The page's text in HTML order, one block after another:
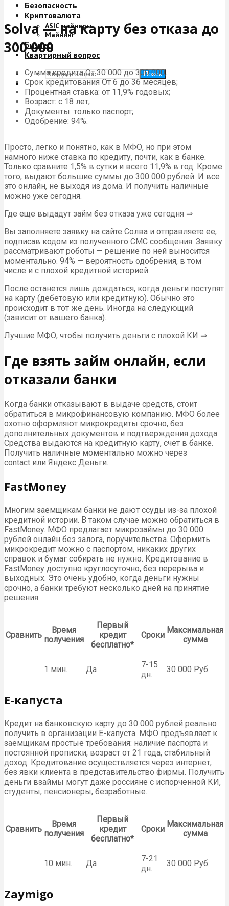
Безопасность
Криптовалюта
ASIC майнеры
Майнинг
Бизнес
Квартирный вопрос
Поиск
Solva — на карту без отказа до
300 000
Сумма кредита От 30 000 до 300 000;
Срок кредитования От 6 до 36 месяцев;
Процентная ставка: от 11,9% годовых;
Возраст: с 18 лет;
Документы: только паспорт;
Одобрение: 94%.
Просто, легко и понятно, как в МФО, но при этом
намного ниже ставка по кредиту, почти, как в банке.
Только сравните 1,5% в сутки и всего 11,9% в год. Кроме
того, выдают большие суммы до 300 000 рублей. И все
это онлайн, не выходя из дома. И получить наличные
можно уже сегодня.
Где еще выдадут займ без отказа уже сегодня ⇒
Вы заполняете заявку на сайте Солва и отправляете ее,
подписав кодом из полученного СМС сообщения. Заявку
рассматривают роботы — решение по ней выносится
моментально. 94% — вероятность одобрения, в том
числе и с плохой кредитной историей.
После останется лишь дождаться, когда деньги поступят
на карту (дебетовую или кредитную). Обычно это
происходит в тот же день. Иногда на следующий
(зависит от вашего банка).
Лучшие МФО, чтобы получить деньги с плохой КИ ⇒
Где взять займ онлайн, если
отказали банки
Когда банки отказывают в выдаче средств, стоит
обратиться в микрофинансовую компанию. МФО более
охотно оформляют микрокредиты срочно, без
дополнительных документов и подтверждения дохода.
Средства выдаются на кредитную карту, счет в банке.
Получить наличные моментально можно через
contact или Яндекс Деньги.
FastMoney
Многим заемщикам банки не дают ссуды из-за плохой
кредитной истории. В таком случае можно обратиться в
FastMoney. МФО предлагает микрозаймы до 30 000
рублей онлайн без залога, поручительства. Оформить
микрокредит можно с паспортом, никаких других
справок и бумаг собирать не нужно. Кредитование в
FastMoney доступно круглосуточно, без перерыва и
выходных. Это очень удобно, когда деньги нужны
срочно, а банки требуют несколько дней на принятие
решения.
Сравнить
Время
получения
Первый
кредит
бесплатно*
Сроки
Максимальная
сумма
1 мин. Да
7-15
дн.
30 000 Руб.
Е-капуста
Кредит на банковскую карту до 30 000 рублей реально
получить в организации Е-капуста. МФО предъявляет к
заемщикам простые требования: наличие паспорта и
постоянной прописки, возраст от 21 года, стабильный
доход. Кредитование осуществляется через интернет,
без явки клиента в представительство фирмы. Получить
деньги взаймы могут даже россияне с испорченной КИ,
студенты, пенсионеры, безработные.
Сравнить
Время
получения
Первый
кредит
бесплатно*
Сроки
Максимальная
сумма
10 мин. Да
7-21
дн.
30 000 Руб.
Zaymigo